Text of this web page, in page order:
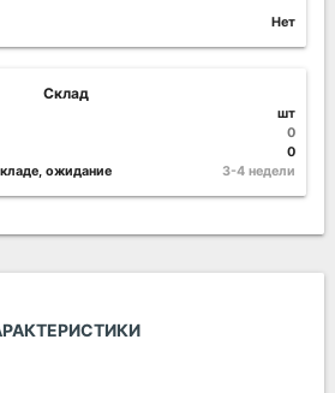
Нет
Склад
шт
0
0
ожидание
3-4 недели